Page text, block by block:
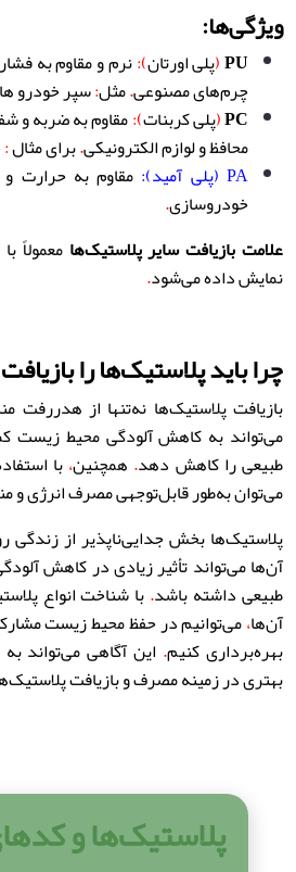
ویژگی‌ها:
PU
(پلی اورتان):نرم و مقاوم به فشار
چرم‌های مصنوعی.مثل:سپر خودرو ها
PC
(پلی کربنات):مقاوم به ضربه و
محافظ و لوازم الکترونیکی.برای مثال:
PA (پلی آمید):
مقاوم به حرارت
خودروسازی.
علامت بازیافت سایر پلاستیک‌ها معمولاً
نمایش داده می‌شود.
چرا باید پلاستیک‌ها را
بازیافت پلاستیک‌ها نه‌تنها از هدررفت
می‌تواند به کاهش آلودگی محیط زیست
طبیعی را کاهش دهد. همچنین،با
می‌توان به‌طور قابل‌توجهی مصرف انرژی و
پلاستیک‌ها بخش جدایی‌ناپذیر از زندگی
آن‌ها می‌تواند تأثیر زیادی در کاهش
طبیعی داشته باشد.با شناخت انواع
آن‌ها،می‌توانیم در حفظ محیط زیست
بهره‌برداری کنیم. این آگاهی می‌تواند
بهتری در زمینه مصرف و بازیافت
پلاستیک‌ها و